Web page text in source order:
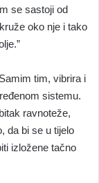
se sastoji od
oko nje i tako
tim, vibrira i
sistemu.
ravnoteže,
da bi se u tijelo
izložene tačno